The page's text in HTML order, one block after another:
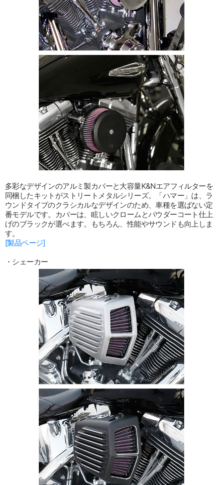
多彩なデザインのアルミ製カバーと大容量K&Nエアフィルターを
同梱したキットがストリートメタルシリーズ。「ハマー」は、ラ
ウンドタイプのクラシカルなデザインのため、車種を選ばない定
番モデルです。カバーは、眩しいクロームとパウダーコート仕上
げのブラックが選べます。もちろん、性能やサウンドも向上しま
す。
[製品ページ]
・シェーカー